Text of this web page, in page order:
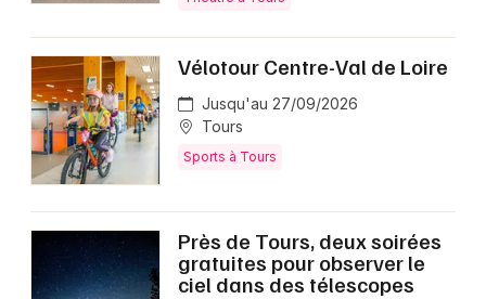
Vélotour Centre-Val de Loire
Jusqu'au 27/09/2026
Tours
Sports à Tours
Près de Tours, deux soirées
gratuites pour observer le
ciel dans des télescopes